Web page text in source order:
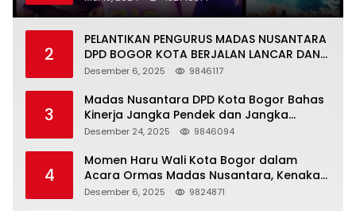
2
PELANTIKAN PENGURUS MADAS NUSANTARA
DPD BOGOR KOTA BERJALAN LANCAR DAN
KHIDMAT
Desember 6, 2025 9846117
3
Madas Nusantara DPD Kota Bogor Bahas
Kinerja Jangka Pendek dan Jangka
Panjang
Desember 24, 2025 9846094
4
Momen Haru Wali Kota Bogor dalam
Acara Ormas Madas Nusantara, Kenakan
Peci Hitam Tinggi sebagai Simbol
Desember 6, 2025 9824871